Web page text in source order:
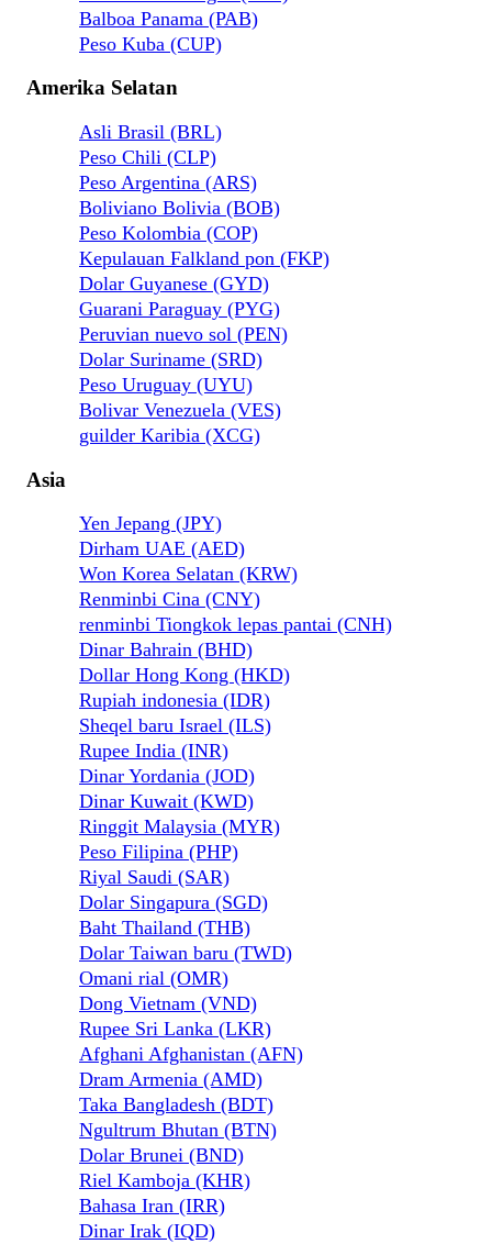
Balboa Panama (PAB)
Peso Kuba (CUP)
Amerika Selatan
Asli Brasil (BRL)
Peso Chili (CLP)
Peso Argentina (ARS)
Boliviano Bolivia (BOB)
Peso Kolombia (COP)
Kepulauan Falkland pon (FKP)
Dolar Guyanese (GYD)
Guarani Paraguay (PYG)
Peruvian nuevo sol (PEN)
Dolar Suriname (SRD)
Peso Uruguay (UYU)
Bolivar Venezuela (VES)
guilder Karibia (XCG)
Asia
Yen Jepang (JPY)
Dirham UAE (AED)
Won Korea Selatan (KRW)
Renminbi Cina (CNY)
renminbi Tiongkok lepas pantai (CNH)
Dinar Bahrain (BHD)
Dollar Hong Kong (HKD)
Rupiah indonesia (IDR)
Sheqel baru Israel (ILS)
Rupee India (INR)
Dinar Yordania (JOD)
Dinar Kuwait (KWD)
Ringgit Malaysia (MYR)
Peso Filipina (PHP)
Riyal Saudi (SAR)
Dolar Singapura (SGD)
Baht Thailand (THB)
Dolar Taiwan baru (TWD)
Omani rial (OMR)
Dong Vietnam (VND)
Rupee Sri Lanka (LKR)
Afghani Afghanistan (AFN)
Dram Armenia (AMD)
Taka Bangladesh (BDT)
Ngultrum Bhutan (BTN)
Dolar Brunei (BND)
Riel Kamboja (KHR)
Bahasa Iran (IRR)
Dinar Irak (IQD)